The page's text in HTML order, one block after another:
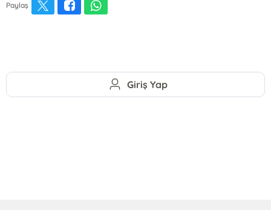
Paylaş
Giriş Yap